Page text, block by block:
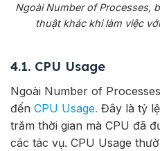
Ngoài Number of Processes,
thuật khác khi làm việc
4.1. CPU Usage
Ngoài Number of
đến CPU Usage. Đây là tỷ
trăm thời gian mà CPU đã
các tác vụ. CPU Usage